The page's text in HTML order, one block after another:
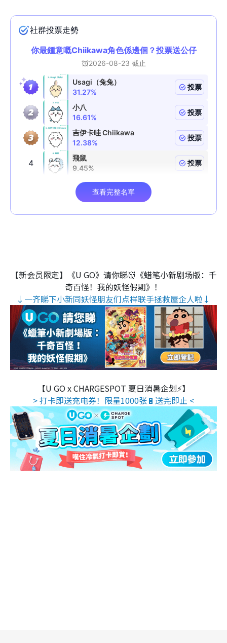
【新会员限定】《U GO》请你睇👹《蜡笔小新剧场版：千
奇百怪！我的妖怪假期》！
↓一齐睇下小新同妖怪朋友们点样联手拯救屋企人啦↓
【U GO x CHARGESPOT 夏日消暑企划⚡】
> 打卡即送充电券！限量1000张🔋送完即止 <